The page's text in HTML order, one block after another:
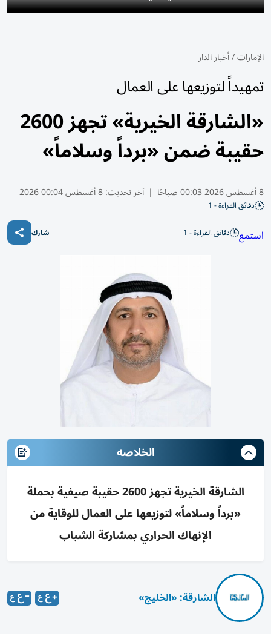
الإمارات/أخبار الدار
تمهيداً لتوزيعها على العمال
«الشارقة الخيرية» تجهز 2600
حقيبة ضمن «برداً وسلاماً»
8 أغسطس 2026 00:03 صباحًا | آخر تحديث:8 أغسطس 00:04 2026
دقائق القراءة - 1
استمع دقائق القراءة - 1 شارك
الخلاصه
الشارقة الخيرية تجهز 2600 حقيبة صيفية بحملة
«برداً وسلاماً» لتوزيعها على العمال للوقاية من
الإنهاك الحراري بمشاركة الشباب
الشارقة: «الخليج»